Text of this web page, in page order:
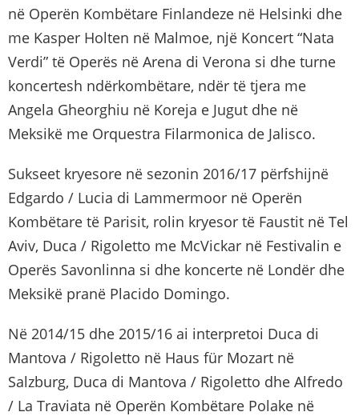
në Operën Kombëtare Finlandeze në Helsinki dhe
me Kasper Holten në Malmoe, një Koncert “Nata
Verdi” të Operës në Arena di Verona si dhe turne
koncertesh ndërkombëtare, ndër të tjera me
Angela Gheorghiu në Koreja e Jugut dhe në
Meksikë me Orquestra Filarmonica de Jalisco.
Sukseet kryesore në sezonin 2016/17 përfshijnë
Edgardo / Lucia di Lammermoor në Operën
Kombëtare të Parisit, rolin kryesor të Faustit në Tel
Aviv, Duca / Rigoletto me McVickar në Festivalin e
Operës Savonlinna si dhe koncerte në Londër dhe
Meksikë pranë Placido Domingo.
Në 2014/15 dhe 2015/16 ai interpretoi Duca di
Mantova / Rigoletto në Haus für Mozart në
Salzburg, Duca di Mantova / Rigoletto dhe Alfredo
/ La Traviata në Operën Kombëtare Polake në